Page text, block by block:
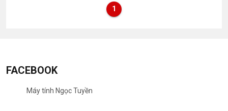
1
FACEBOOK
Máy tính Ngọc Tuyền